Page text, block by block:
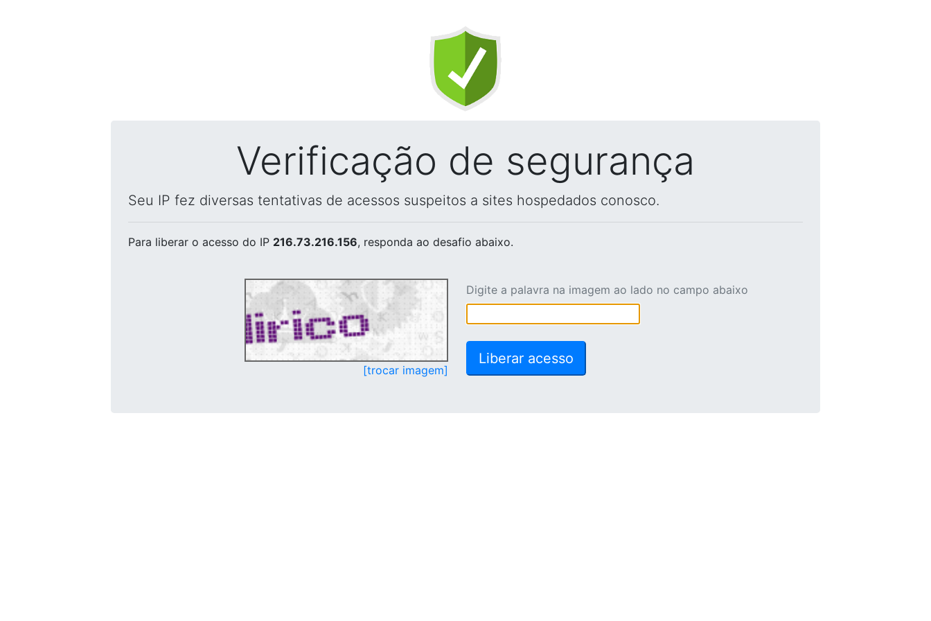
Verificação de segurança
Seu IP fez diversas tentativas de acessos suspeitos a sites hospedados conosco.
Para liberar o acesso do IP 216.73.216.156, responda ao desafio abaixo.
[trocar imagem]
Digite a palavra na imagem ao lado no campo abaixo